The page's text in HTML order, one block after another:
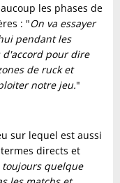
les phases de
: "On va essayer
pendant les
pour dire
de ruck et
notre jeu."
sur lequel est aussi
directs et
toujours quelque